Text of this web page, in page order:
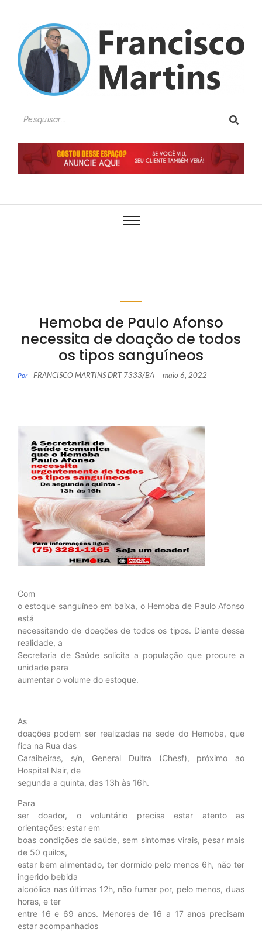
Hemoba de Paulo Afonso
necessita de doação de todos
os tipos sanguíneos
Por FRANCISCO MARTINS DRT 7333/BA- maio 6, 2022
Com
o estoque sanguíneo em baixa, o Hemoba de Paulo Afonso
está
necessitando de doações de todos os tipos. Diante dessa
realidade, a
Secretaria de Saúde solicita a população que procure a
unidade para
aumentar o volume do estoque.
As
doações podem ser realizadas na sede do Hemoba, que
fica na Rua das
Caraibeiras, s/n, General Dultra (Chesf), próximo ao
Hospital Nair, de
segunda a quinta, das 13h às 16h.
Para
ser doador, o voluntário precisa estar atento as
orientações: estar em
boas condições de saúde, sem sintomas virais, pesar mais
de 50 quilos,
estar bem alimentado, ter dormido pelo menos 6h, não ter
ingerido bebida
alcoólica nas últimas 12h, não fumar por, pelo menos, duas
horas, e ter
entre 16 e 69 anos. Menores de 16 a 17 anos precisam
estar acompanhados